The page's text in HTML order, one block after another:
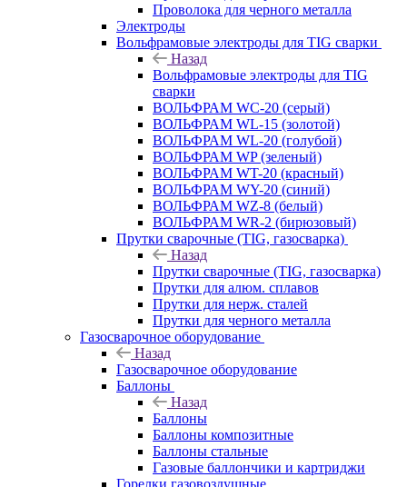
Проволока для черного металла
Электроды
Вольфрамовые электроды для TIG сварки
Назад
Вольфрамовые электроды для TIG
сварки
ВОЛЬФРАМ WC-20 (серый)
ВОЛЬФРАМ WL-15 (золотой)
ВОЛЬФРАМ WL-20 (голубой)
ВОЛЬФРАМ WP (зеленый)
ВОЛЬФРАМ WT-20 (красный)
ВОЛЬФРАМ WY-20 (синий)
ВОЛЬФРАМ WZ-8 (белый)
ВОЛЬФРАМ WR-2 (бирюзовый)
Прутки сварочные (TIG, газосварка)
Назад
Прутки сварочные (TIG, газосварка)
Прутки для алюм. сплавов
Прутки для нерж. сталей
Прутки для черного металла
Газосварочное оборудование
Назад
Газосварочное оборудование
Баллоны
Назад
Баллоны
Баллоны композитные
Баллоны стальные
Газовые баллончики и картриджи
Горелки газовоздушные